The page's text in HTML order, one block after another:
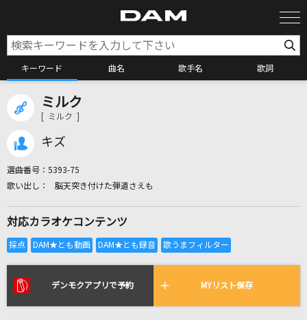
キーワード 曲名 歌手名 歌詞
全国りれき
リアルタイムで歌われている曲の一覧
ミルク
[ ミルク ]
キズ
選曲番号： 5393-75
脳天突き付けた弾道さえも
対応カラオケコンテンツ
デンモクアプリで予約 MYリスト保存